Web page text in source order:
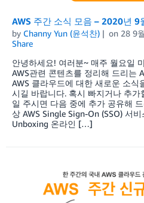
AWS 주간 소식 모음 – 2020년 9
by Channy Yun (윤석찬) on 28 9
Share
안녕하세요! 여러분~ 매주 월요일
AWS관련 콘텐츠를 정리해 드리는
AWS 클라우드에 대한 새로운 소식
시길 바랍니다. 혹시 빠지거나 추가
일 주시면 다음 중에 추가 공유해
상 AWS Single Sign-On (SSO) 서
Unboxing 온라인 […]